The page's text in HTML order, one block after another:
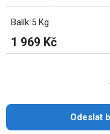
Balík 5 Kg
1 969 Kč
Odeslat